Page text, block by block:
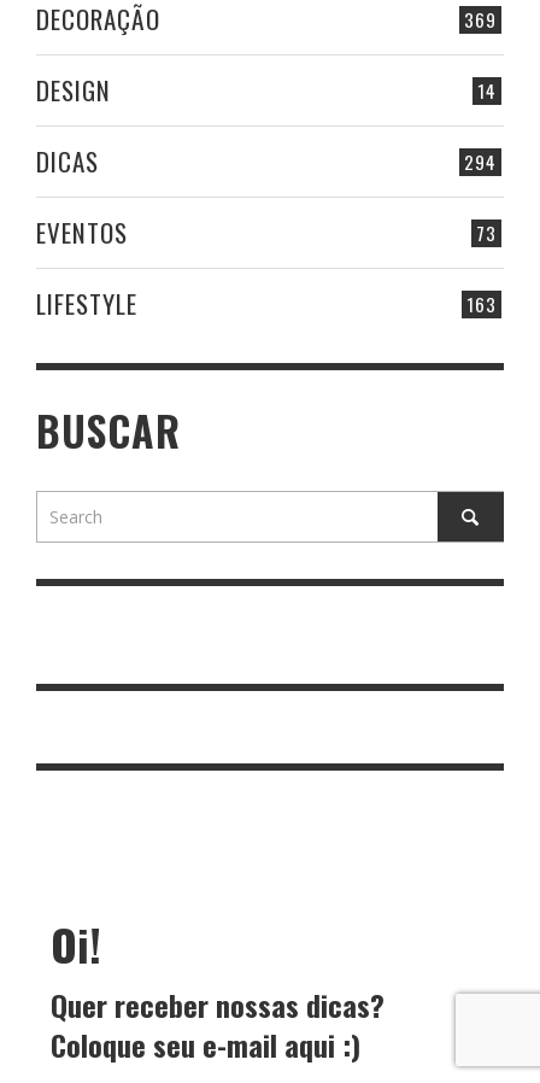
369
DECORAÇÃO
14
DESIGN
294
DICAS
73
EVENTOS
163
LIFESTYLE
BUSCAR
Oi!
Quer receber nossas dicas?
Coloque seu e-mail aqui :)